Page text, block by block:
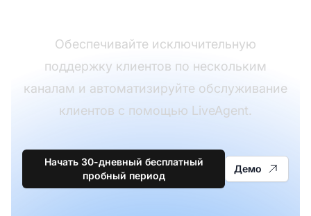
Обеспечивайте исключительную
поддержку клиентов по нескольким
каналам и автоматизируйте обслуживание
клиентов с помощью LiveAgent.
Начать 30-дневный бесплатный
пробный период
Демо